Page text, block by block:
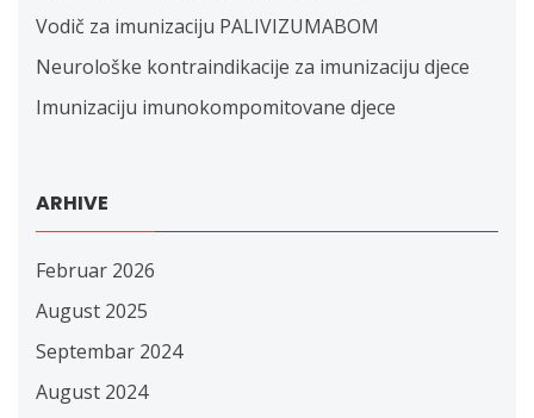
Vodič za imunizaciju PALIVIZUMABOM
Neurološke kontraindikacije za imunizaciju djece
Imunizaciju imunokompomitovane djece
ARHIVE
Februar 2026
August 2025
Septembar 2024
August 2024